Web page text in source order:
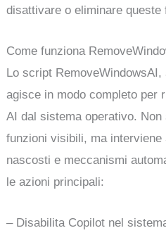
disattivare o eliminare queste
Come funziona
Lo script
agisce in modo completo per
AI dal sistema operativo.
funzioni visibili, ma interviene
nascosti e meccanismi
le azioni principali:
– Disabilita Copilot nel